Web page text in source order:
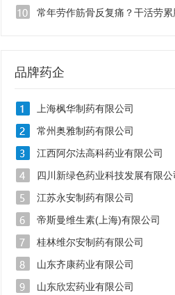
子的药消肿止痛？
常年劳作筋骨反复痛？干活劳累
品牌药企
上海枫华制药有限公司
常州奥雅制药有限公司
江西阿尔法高科药业有限公司
四川新绿色药业科技发展有限公
江苏永安制药有限公司
帝斯曼维生素(上海)有限公司
桂林维尔安制药有限公司
山东齐康药业有限公司
山东欣宏药业有限公司